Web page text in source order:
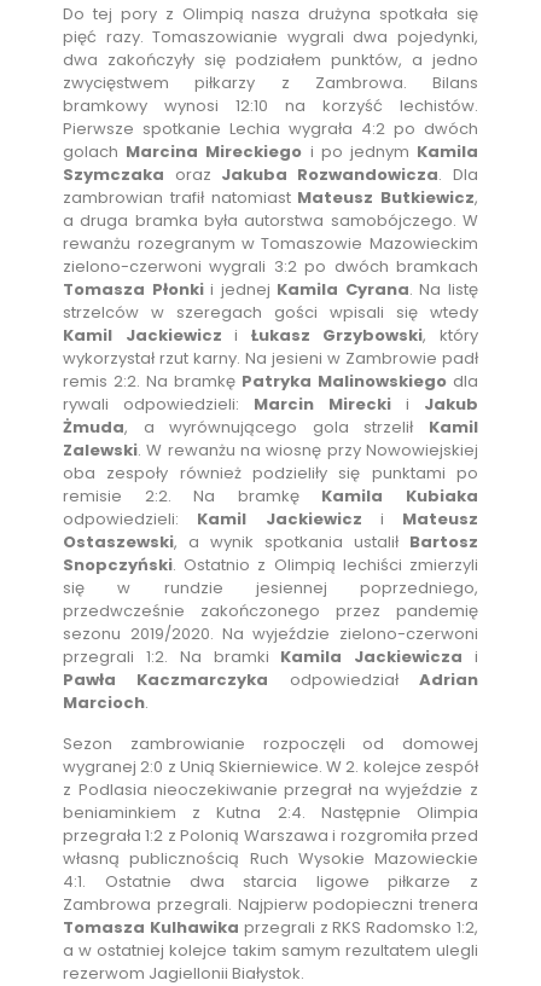
Do tej pory z Olimpią nasza drużyna spotkała się
pięć razy. Tomaszowianie wygrali dwa pojedynki,
dwa zakończyły się podziałem punktów, a jedno
zwycięstwem piłkarzy z Zambrowa. Bilans
bramkowy wynosi 12:10 na korzyść lechistów.
Pierwsze spotkanie Lechia wygrała 4:2 po dwóch
golach Marcina Mireckiego i po jednym Kamila
Szymczaka oraz Jakuba Rozwandowicza. Dla
zambrowian trafił natomiast Mateusz Butkiewicz,
a druga bramka była autorstwa samobójczego. W
rewanżu rozegranym w Tomaszowie Mazowieckim
zielono-czerwoni wygrali 3:2 po dwóch bramkach
Tomasza Płonkii jednej Kamila Cyrana. Na listę
strzelców w szeregach gości wpisali się wtedy
Kamil Jackiewicz i Łukasz Grzybowski, który
wykorzystał rzut karny. Na jesieni w Zambrowie padł
remis 2:2. Na bramkę Patryka Malinowskiegodla
rywali odpowiedzieli: Marcin Mireckii Jakub
Żmuda, a wyrównującego gola strzelił Kamil
Zalewski. W rewanżu na wiosnę przy Nowowiejskiej
oba zespoły również podzieliły się punktami po
remisie 2:2. Na bramkę Kamila Kubiaka
odpowiedzieli: Kamil Jackiewicz i Mateusz
Ostaszewski, a wynik spotkania ustalił Bartosz
Snopczyński. Ostatnio z Olimpią lechiści zmierzyli
się w rundzie jesiennej poprzedniego,
przedwcześnie zakończonego przez pandemię
sezonu 2019/2020. Na wyjeździe zielono-czerwoni
przegrali 1:2. Na bramki Kamila Jackiewicza i
Pawła Kaczmarczyka odpowiedział Adrian
Marcioch.
Sezon zambrowianie rozpoczęli od domowej
wygranej 2:0 z Unią Skierniewice. W 2. kolejce zespół
z Podlasia nieoczekiwanie przegrał na wyjeździe z
beniaminkiem z Kutna 2:4. Następnie Olimpia
przegrała 1:2 z Polonią Warszawa i rozgromiła przed
własną publicznością Ruch Wysokie Mazowieckie
4:1. Ostatnie dwa starcia ligowe piłkarze z
Zambrowa przegrali. Najpierw podopieczni trenera
Tomasza Kulhawika przegrali z RKS Radomsko 1:2,
a w ostatniej kolejce takim samym rezultatem ulegli
rezerwom Jagiellonii Białystok.